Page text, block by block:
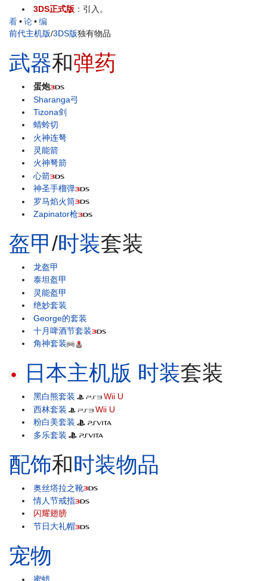
3DS正式版 ：引入。
看•论•编
前代主机版/3DS版独有物品
武器和弹药
蛋炮
Sharanga弓
Tizona剑
蜻蛉切
火神连弩
灵能箭
火神弩箭
心箭
神圣手榴弹
罗马焰火筒
Zapinator枪
盔甲/时装套装
龙盔甲
泰坦盔甲
灵能盔甲
绝妙套装
George的套装
十月啤酒节套装
角神套装
日本主机版 时装套装
黑白熊套装
Wii U
西林套装
Wii U
粉白美套装
多乐套装
配饰和时装物品
奥丝塔拉之靴
情人节戒指
闪耀翅膀
节日大礼帽
宠物
蜜蜡